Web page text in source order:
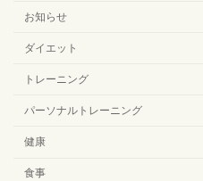
お知らせ
ダイエット
トレーニング
パーソナルトレーニング
健康
食事